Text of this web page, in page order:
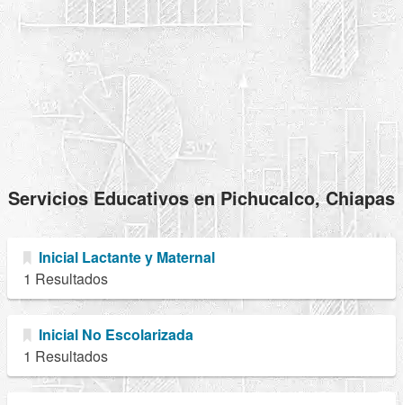
Servicios Educativos en Pichucalco, Chiapas
Inicial Lactante y Maternal
1 Resultados
Inicial No Escolarizada
1 Resultados